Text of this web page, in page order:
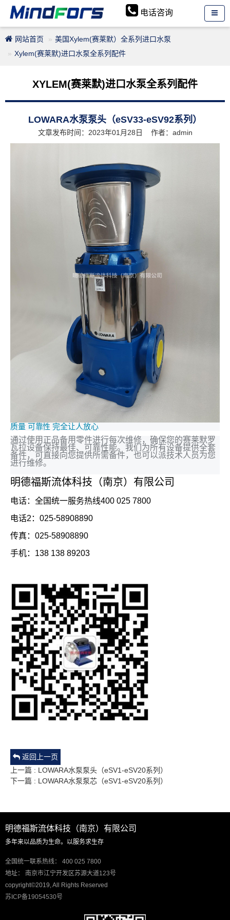
电话咨询
网站首页
美国Xylem(赛莱默）全系列进口水泵
Xylem(赛莱默)进口水泵全系列配件
XYLEM(赛莱默)进口水泵全系列配件
LOWARA水泵泵头（eSV33-eSV92系列）
文章发布时间：2023年01月28日 作者：admin
质量 可靠性 完全让人放心
通过使用正品备用零件进行每次维修，确保您的赛莱默罗
瓦拉设备保持最佳、可靠性能。我们为所有设备提供全套
备件，可直接向您提供所需备件，也可以派技术人员为您
进行维修。
明德福斯流体科技（南京）有限公司
电话：全国统一服务热线400 025 7800
电话2：025-58908890
传真：025-58908890
手机：138 138 89203
返回上一页
上一篇 : LOWARA水泵泵头（eSV1-eSV20系列）
下一篇 : LOWARA水泵泵芯（eSV1-eSV20系列）
明德福斯流体科技（南京）有限公司
多年来以品质为生命。以服务求生存
全国统一联系热线： 400 025 7800
地址： 南京市江宁开发区苏源大道123号
copyright©2019, All Rights Reserved
苏ICP备19054530号